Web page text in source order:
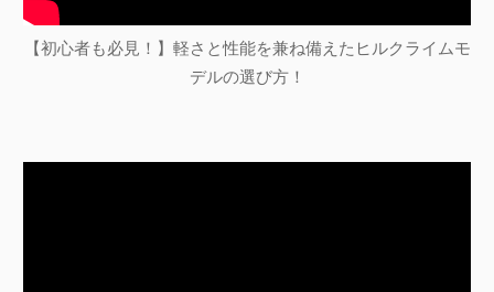
【初心者も必見！】軽さと性能を兼ね備えたヒルクライムモ
デルの選び方！